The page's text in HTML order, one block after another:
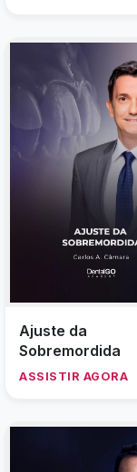
Ajuste da
Sobremordida
ASSISTIR AGORA